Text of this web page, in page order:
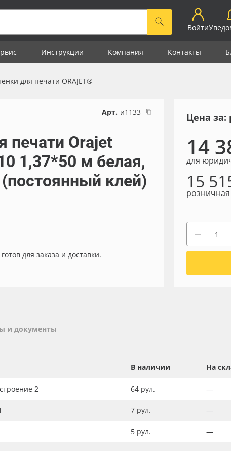
Войти
Инструкции Компания Контакты
для печати ORAJET®
Арт. и1133
печати Orajet
1,37*50 м белая,
клей)
для заказа и доставки.
Цена за:
14
для
15
и документы
В наличии На
2 64 рул. —
7 рул. —
5 рул. —